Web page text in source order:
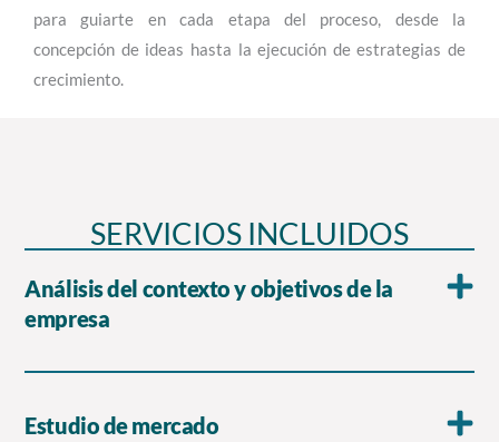
para guiarte en cada etapa del proceso, desde la
concepción de ideas hasta la ejecución de estrategias de
crecimiento.
SERVICIOS INCLUIDOS
Análisis del contexto y objetivos de la
empresa
Estudio de mercado